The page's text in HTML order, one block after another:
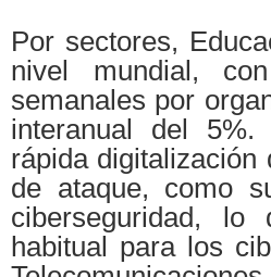
Por sectores,
nivel mundial,
semanales por
interanual del
rápida
de ataque, como
ciberseguridad,
habitual para los